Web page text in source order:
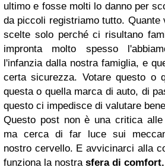
ultimo e fosse molti lo danno per
da piccoli registriamo tutto. Quante
scelte solo perché ci risultano
impronta molto spesso
l'infanzia dalla nostra famiglia, e
certa sicurezza. Votare questo o
questa o quella marca di auto, di
questo ci impedisce di valutare
Questo post non è una critica
ma cerca di far luce sui
nostro cervello. E avvicinarci alla
funziona la nostra sfera di comfort.